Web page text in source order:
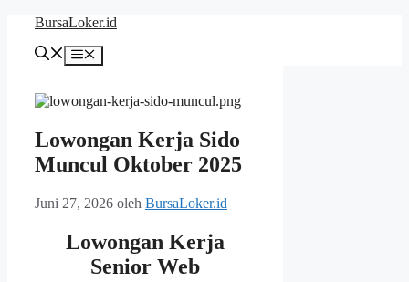
Langsung
BursaLoker.id
Menu
Lowongan Kerja Sido
Muncul Oktober 2025
Juni 27, 2026 oleh BursaLoker.id
Lowongan Kerja
Senior Web